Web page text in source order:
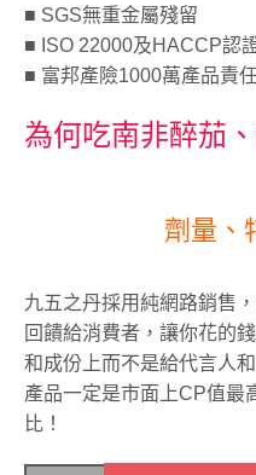
■ SGS無重金屬殘留
■ ISO 22000及HACCP認
■ 富邦產險1000萬產品責
為何吃南非醉茄
劑量、
九五之丹採用純網路銷售
回饋給消費者，讓你花的
和成份上而不是給代言人
產品一定是市面上CP值最
比！